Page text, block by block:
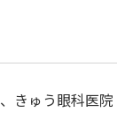
きゅう眼科医院